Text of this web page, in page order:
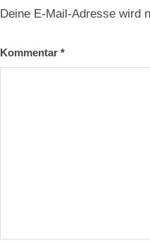
Deine E-Mail-Adresse wird
Kommentar *